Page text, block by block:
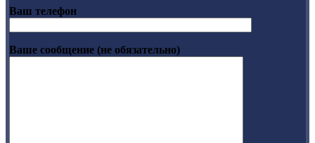
Ваш телефон
Ваше сообщение (не обязательно)